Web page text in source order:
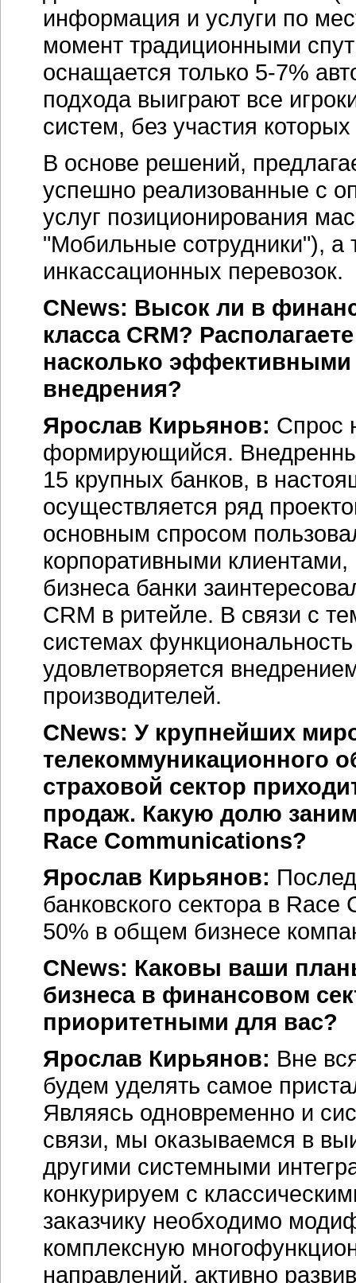
информация и услуги по
момент традиционными
оснащается только 5-7%
подхода выиграют все
систем, без участия
В основе решений,
успешно реализованные с
услуг позиционирования
"Мобильные сотрудники"), а
инкассационных перевозок.
CNews: Высок ли в
класса CRM?
насколько
внедрения?
Ярослав Кирьянов: Спрос
формирующийся.
15 крупных банков, в
осуществляется ряд
основным спросом
корпоративными
бизнеса банки
CRM в ритейле. В связи с
системах функциональность
удовлетворяется
производителей.
CNews: У крупнейших
телекоммуникационного
страховой сектор
продаж. Какую долю
Race Communications?
Ярослав Кирьянов:
банковского сектора в
50% в общем бизнесе
CNews: Каковы ваши
бизнеса в финансовом
приоритетными для вас?
Ярослав Кирьянов: Вне
будем уделять самое
Являясь одновременно и
связи, мы оказываемся в
другими системными
конкурируем с
заказчику необходимо
комплексную
направлений, активно